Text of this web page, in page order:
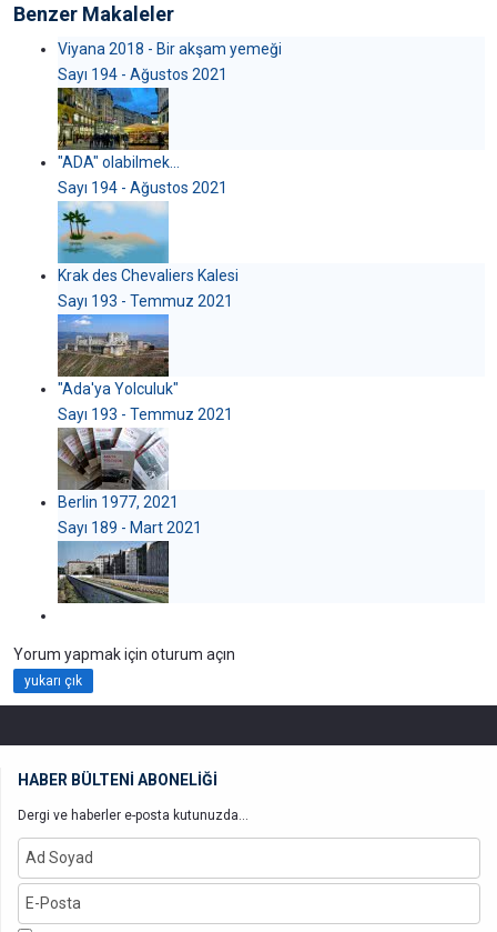
Benzer Makaleler
Viyana 2018 - Bir akşam yemeği
Sayı 194 - Ağustos 2021
"ADA" olabilmek...
Sayı 194 - Ağustos 2021
Krak des Chevaliers Kalesi
Sayı 193 - Temmuz 2021
"Ada'ya Yolculuk"
Sayı 193 - Temmuz 2021
Berlin 1977, 2021
Sayı 189 - Mart 2021
Yorum yapmak için oturum açın
yukarı çık
HABER BÜLTENİ ABONELİĞİ
Dergi ve haberler e-posta kutunuzda...